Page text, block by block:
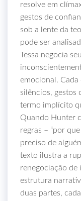
resolve em
gestos de
sob a lente da
pode ser
Tessa negocia
emocional. Cada
silêncios, gestos
termo implícito
Quando Hunter
regras – “por
preciso de
texto ilustra a
renegociação de
estrutura
duas partes,